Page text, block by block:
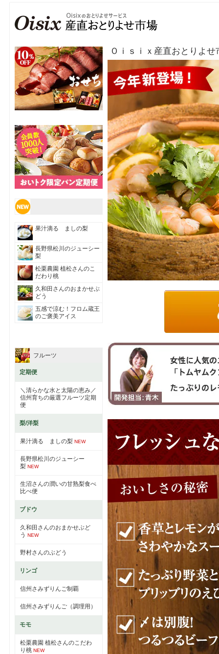
Ｏｉｓｉｘ産直おとりよ
果汁滴る ましの梨
長野県松川のジューシー
梨
松栗農園 植松さんのこ
だわり桃
久和田さんのおまかせぶ
どう
五感で涼む！フロム蔵王
のご褒美アイス
フルーツ
定期便
＼清らかな水と太陽の恵み／
信州育ちの厳選フルーツ定期
便
梨/洋梨
果汁滴る ましの梨 NEW
長野県松川のジューシー
梨 NEW
生沼さんの潤いの甘熟梨食べ
比べ便
ブドウ
久和田さんのおまかせぶど
う NEW
野村さんのぶどう
リンゴ
信州さみずりんご制覇
信州さみずりんご（調理用）
モモ
松栗農園 植松さんのこだわ
り桃 NEW